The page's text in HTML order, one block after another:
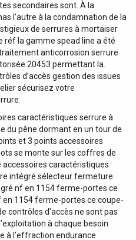
secondaires sont. À la
l’autre à la condamnation de la
de serrures à mortaiser
réf la gamme spead line a été
anticorrosion serrure
20453 permettant la.
d’accès gestion des issues
sécurisez votre
caractéristiques serrure à
du pêne dormant en un tour de
et 3 points accessoires
se monte sur les coffres de
caractéristiques
intégré sélecteur fermeture
nf en 1154 ferme-portes ce
1154 ferme-portes ce coupe-
contrôles d’accès ne sont pas
à chaque besoin
à l’effraction endurance